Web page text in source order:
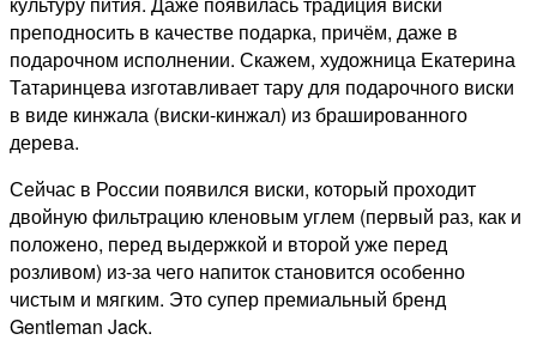
преподносить в качестве подарка, причём, даже в
подарочном исполнении. Скажем, художница Екатерина
Татаринцева изготавливает тару для подарочного виски
в виде кинжала (виски-кинжал) из брашированного
дерева.
Сейчас в России появился виски, который проходит
двойную фильтрацию кленовым углем (первый раз, как и
положено, перед выдержкой и второй уже перед
розливом) из-за чего напиток становится особенно
чистым и мягким. Это супер премиальный бренд
Gentleman Jack.